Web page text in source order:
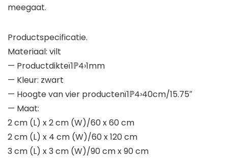
meegaat.
Productspecificatie.
Materiaal: vilt
— Productdikteï1ℙ4›1mm
— Kleur: zwart
— Hoogte van vier productenï1ℙ4›40cm/15.75″
— Maat:
2 cm (L) x 2 cm (W)/60 x 60 cm
2 cm (L) x 4 cm (W)/60 x 120 cm
3 cm (L) x 3 cm (W)/90 cm x 90 cm